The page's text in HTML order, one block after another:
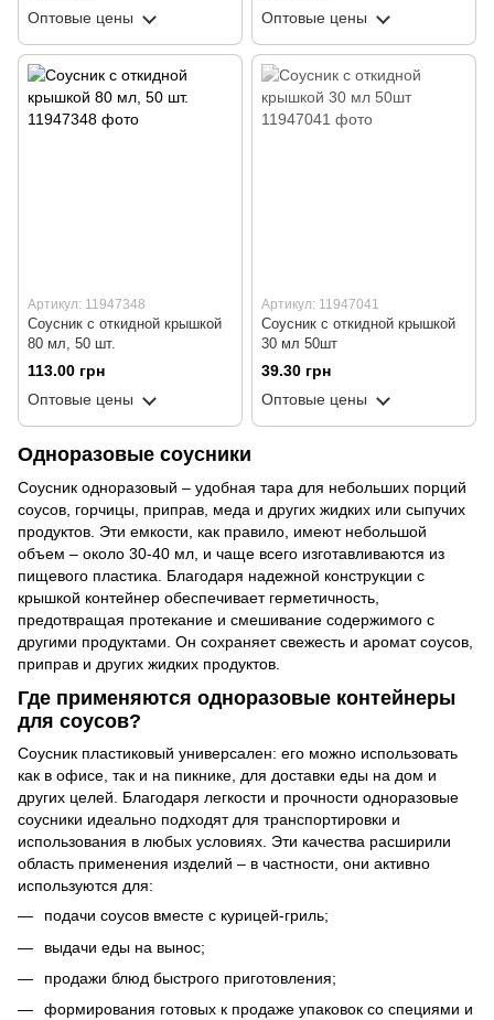
Оптовые цены
Оптовые цены
Артикул: 11947348
Соусник с откидной крышкой
80 мл, 50 шт.
113.00 грн
Оптовые цены
Артикул: 11947041
Соусник с откидной крышкой
30 мл 50шт
39.30 грн
Оптовые цены
Одноразовые соусники
Соусник одноразовый – удобная тара для небольших порций
соусов, горчицы, приправ, меда и других жидких или сыпучих
продуктов. Эти емкости, как правило, имеют небольшой
объем – около 30-40 мл, и чаще всего изготавливаются из
пищевого пластика. Благодаря надежной конструкции с
крышкой контейнер обеспечивает герметичность,
предотвращая протекание и смешивание содержимого с
другими продуктами. Он сохраняет свежесть и аромат соусов,
приправ и других жидких продуктов.
Где применяются одноразовые контейнеры
для соусов?
Соусник пластиковый универсален: его можно использовать
как в офисе, так и на пикнике, для доставки еды на дом и
других целей. Благодаря легкости и прочности одноразовые
соусники идеально подходят для транспортировки и
использования в любых условиях. Эти качества расширили
область применения изделий – в частности, они активно
используются для:
подачи соусов вместе с курицей-гриль;
выдачи еды на вынос;
продажи блюд быстрого приготовления;
формирования готовых к продаже упаковок со специями и